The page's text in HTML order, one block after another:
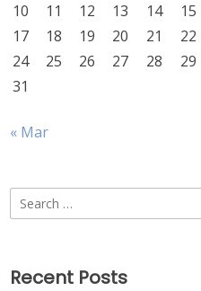
10
11 12 13 14 15
17
18 19 20 21 22
24
25 26 27 28 29
31
« Mar
Search
for:
Recent Posts